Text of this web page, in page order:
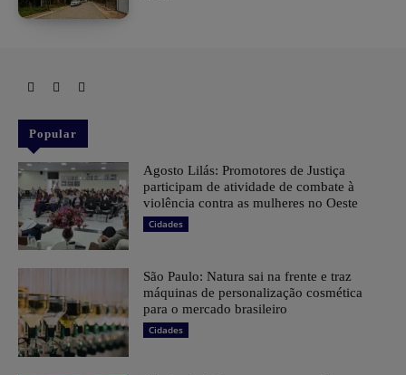
Popular
Agosto Lilás: Promotores de Justiça
participam de atividade de combate à
violência contra as mulheres no Oeste
Cidades
São Paulo: Natura sai na frente e traz
máquinas de personalização cosmética
para o mercado brasileiro
Cidades